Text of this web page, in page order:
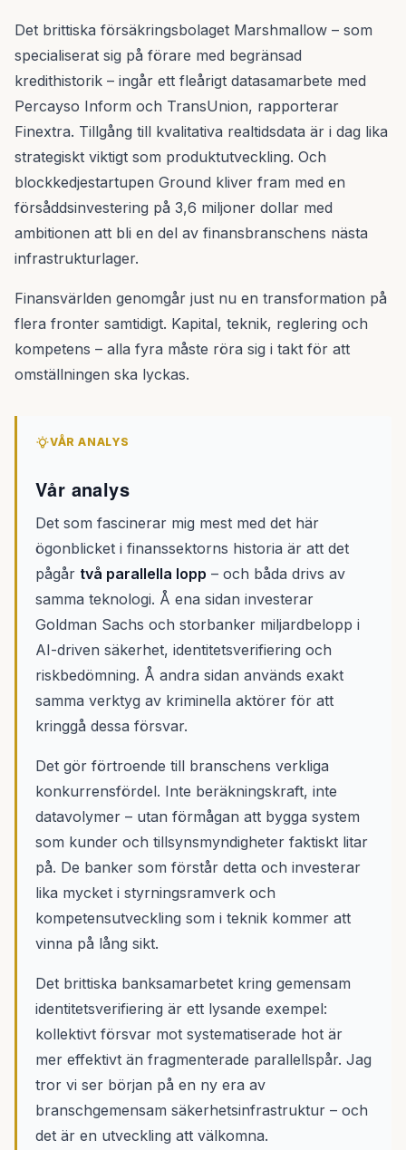
Det brittiska försäkringsbolaget Marshmallow – som
specialiserat sig på förare med begränsad
kredithistorik – ingår ett fleårigt datasamarbete med
Percayso Inform och TransUnion, rapporterar
Finextra. Tillgång till kvalitativa realtidsdata är i dag lika
strategiskt viktigt som produktutveckling. Och
blockkedjestartupen Ground kliver fram med en
försåddsinvestering på 3,6 miljoner dollar med
ambitionen att bli en del av finansbranschens nästa
infrastrukturlager.
Finansvärlden genomgår just nu en transformation på
flera fronter samtidigt. Kapital, teknik, reglering och
kompetens – alla fyra måste röra sig i takt för att
omställningen ska lyckas.
VÅR ANALYS
Vår analys
Det som fascinerar mig mest med det här
ögonblicket i finanssektorns historia är att det
pågår två parallella lopp – och båda drivs av
samma teknologi. Å ena sidan investerar
Goldman Sachs och storbanker miljardbelopp i
AI-driven säkerhet, identitetsverifiering och
riskbedömning. Å andra sidan används exakt
samma verktyg av kriminella aktörer för att
kringgå dessa försvar.
Det gör förtroende till branschens verkliga
konkurrensfördel. Inte beräkningskraft, inte
datavolymer – utan förmågan att bygga system
som kunder och tillsynsmyndigheter faktiskt litar
på. De banker som förstår detta och investerar
lika mycket i styrningsramverk och
kompetensutveckling som i teknik kommer att
vinna på lång sikt.
Det brittiska banksamarbetet kring gemensam
identitetsverifiering är ett lysande exempel:
kollektivt försvar mot systematiserade hot är
mer effektivt än fragmenterade parallellspår. Jag
tror vi ser början på en ny era av
branschgemensam säkerhetsinfrastruktur – och
det är en utveckling att välkomna.